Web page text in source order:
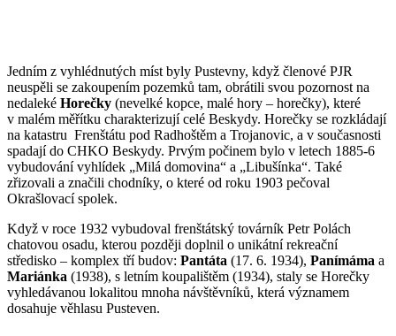
Jedním z vyhlédnutých míst byly Pustevny, když členové PJR
neuspěli se zakoupením pozemků tam, obrátili svou pozornost na
nedaleké Horečky (nevelké kopce, malé hory – horečky), které
v malém měřítku charakterizují celé Beskydy. Horečky se rozkládají
na katastru Frenštátu pod Radhoštěm a Trojanovic, a v současnosti
spadají do CHKO Beskydy. Prvým počinem bylo v letech 1885-6
vybudování vyhlídek „Milá domovina“ a „Libušínka“. Také
zřizovali a značili chodníky, o které od roku 1903 pečoval
Okrašlovací spolek.
Když v roce 1932 vybudoval frenštátský továrník Petr Polách
chatovou osadu, kterou později doplnil o unikátní rekreační
středisko – komplex tří budov: Pantáta (17. 6. 1934), Panímáma a
Mariánka (1938), s letním koupalištěm (1934), staly se Horečky
vyhledávanou lokalitou mnoha návštěvníků, která významem
dosahuje věhlasu Pusteven.